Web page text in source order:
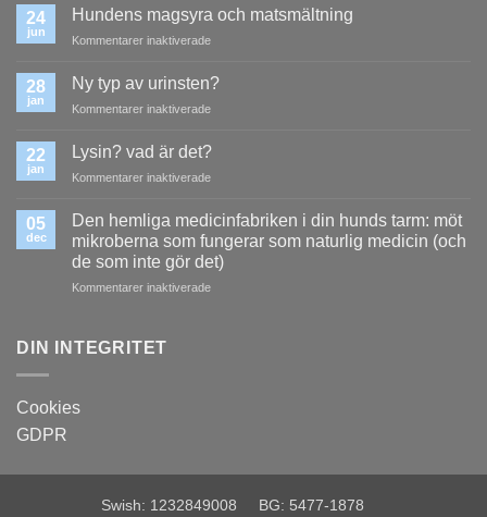
24
jun
Hundens magsyra och matsmältning
Kommentarer inaktiveradeför
magsyra
matsmältning
28
jan
Ny typ av urinsten?
Kommentarer inaktiveradeför
typ
urinsten?
22
jan
Lysin? vad är det?
Kommentarer inaktiveradeför
vad
det?
05
dec
Den hemliga medicinfabriken i din hunds tarm: möt
mikroberna som fungerar som naturlig medicin (och
de som inte gör det)
Kommentarer inaktiveradeför
som
DIN INTEGRITET
Cookies
GDPR
Swish: 1232849008 BG: 5477-1878